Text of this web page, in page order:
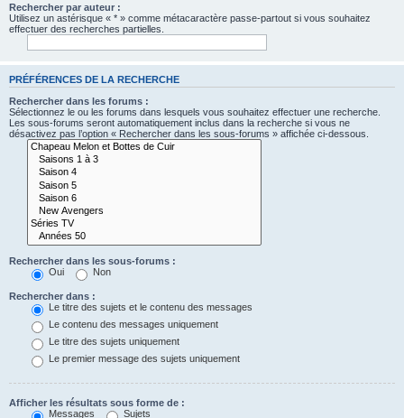
Rechercher par auteur :
Utilisez un astérisque « * » comme métacaractère passe-partout si vous souhaitez
effectuer des recherches partielles.
PRÉFÉRENCES DE LA RECHERCHE
Rechercher dans les forums :
Sélectionnez le ou les forums dans lesquels vous souhaitez effectuer une recherche.
Les sous-forums seront automatiquement inclus dans la recherche si vous ne
désactivez pas l’option « Rechercher dans les sous-forums » affichée ci-dessous.
Rechercher dans les sous-forums :
Oui
Non
Rechercher dans :
Le titre des sujets et le contenu des messages
Le contenu des messages uniquement
Le titre des sujets uniquement
Le premier message des sujets uniquement
Afficher les résultats sous forme de :
Messages
Sujets